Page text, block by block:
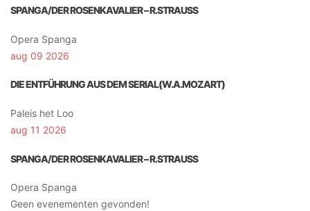
SPANGA/DER ROSENKAVALIER – R.STRAUSS
Opera Spanga
aug 09 2026
DIE ENTFÜHRUNG AUS DEM SERIAL(W.A.MOZART)
Paleis het Loo
aug 11 2026
SPANGA/DER ROSENKAVALIER – R.STRAUSS
Opera Spanga
Geen evenementen gevonden!